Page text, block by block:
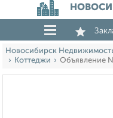
Новосибирск
Коттеджи
Объявление